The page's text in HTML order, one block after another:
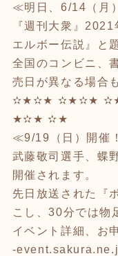
≪明日、6/14（月
『週刊大衆』
エルボー伝説』と
全国のコンビニ、
売日が異なる場合
✫★✫★ ✫★✫★
★✫★ ✫★
≪9/19（日）開催
武藤敬司選手、蝶
開催されます。
先日放送された『
こし、30分では物
イベント詳細、お
-